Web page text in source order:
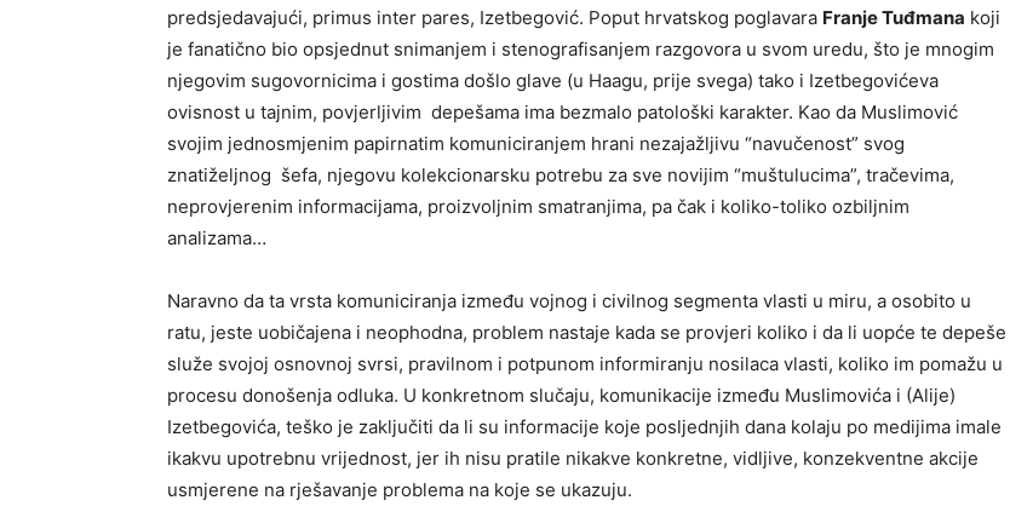
predsjedavajući, primus inter pares, Izetbegović. Poput hrvatskog poglavara Franje Tuđmana koji
je fanatično bio opsjednut snimanjem i stenografisanjem razgovora u svom uredu, što je mnogim
njegovim sugovornicima i gostima došlo glave (u Haagu, prije svega) tako i Izetbegovićeva
ovisnost u tajnim, povjerljivim depešama ima bezmalo patološki karakter. Kao da Muslimović
svojim jednosmjenim papirnatim komuniciranjem hrani nezajažljivu “navučenost” svog
znatiželjnog šefa, njegovu kolekcionarsku potrebu za sve novijim “muštulucima”, tračevima,
neprovjerenim informacijama, proizvoljnim smatranjima, pa čak i koliko-toliko ozbiljnim
analizama…
Naravno da ta vrsta komuniciranja između vojnog i civilnog segmenta vlasti u miru, a osobito u
ratu, jeste uobičajena i neophodna, problem nastaje kada se provjeri koliko i da li uopće te depeše
služe svojoj osnovnoj svrsi, pravilnom i potpunom informiranju nosilaca vlasti, koliko im pomažu u
procesu donošenja odluka. U konkretnom slučaju, komunikacije između Muslimovića i (Alije)
Izetbegovića, teško je zaključiti da li su informacije koje posljednjih dana kolaju po medijima imale
ikakvu upotrebnu vrijednost, jer ih nisu pratile nikakve konkretne, vidljive, konzekventne akcije
usmjerene na rješavanje problema na koje se ukazuju.